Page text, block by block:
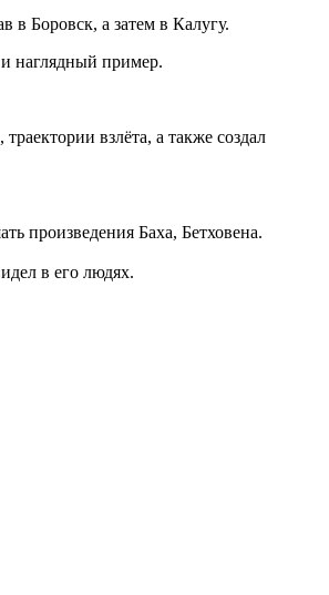
в Боровск, а затем в Калугу.
наглядный пример.
взлёта, а также создал
произведения Баха, Бетховена.
в его людях.